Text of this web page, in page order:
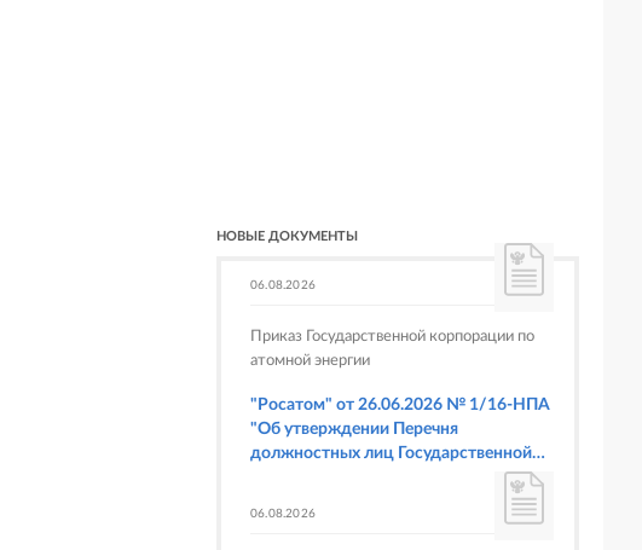
НОВЫЕ ДОКУМЕНТЫ
06.08.2026
Приказ Государственной корпорации по
атомной энергии
"Росатом" от 26.06.2026 № 1/16-НПА
"Об утверждении Перечня
должностных лиц Государственной
корпорации по атомной энергии
06.08.2026